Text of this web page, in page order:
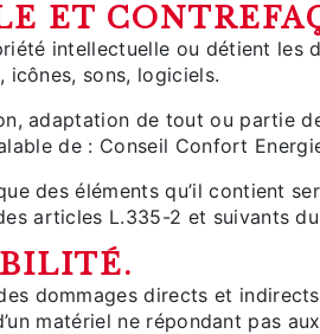
ET
intellectuelle ou détient les
icônes, sons, logiciels.
adaptation de tout ou partie
de : Conseil Confort
des éléments qu’il contient
articles L.335-2 et suivants
dommages directs et
matériel ne répondant pas